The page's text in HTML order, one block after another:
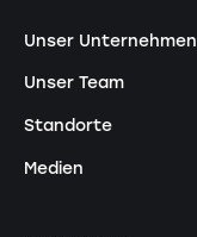
Unser Unternehmen
Unser Team
Standorte
Medien